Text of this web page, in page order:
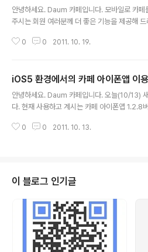
안녕하세요. Daum 카페입니다. 모바일로 카페
주시는 회원 여러분께 더 좋은 기능을 제공해 드
장 수정기능을 추가하였습니다. 더 편리한 글쓰
0 0 2011. 10. 19.
iOS5 환경에서의 카페 아이폰앱 이
안녕하세요. Daum 카페입니다. 오늘(10/13)
다. 현재 사용하고 계시는 카페 아이폰앱 1.2.8
가 동작하지 않는 문제가 있습니다. 아이폰 OS
0 0 2011. 10. 13.
이 블로그 인기글